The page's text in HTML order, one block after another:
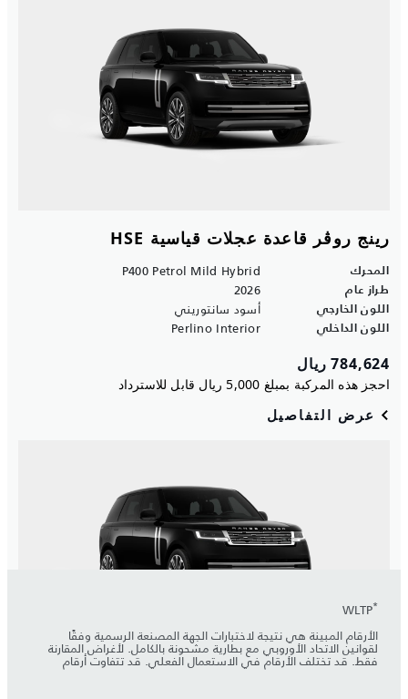
*
WLTP
الأرقام المبينة هي نتيجة لاختبارات الجهة المصنعة الرسمية وفقًا
لقوانين الاتحاد الأوروبي مع بطارية مشحونة بالكامل. لأغراض المقارنة
فقط. قد تختلف الأرقام في الاستعمال الفعلي. قد تتفاوت أرقام